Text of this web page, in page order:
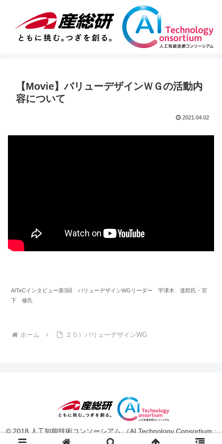
【Movie】バリューデザインＷＧの活動内
容について
2021.04.02
AITeCインタビュー第3回 バリューデザインWGリーダー 宇津木 達郎氏・宮
下 修氏
ホーム ２０）バリューデザインWG
© 2018 人工知能技術コンソーシアム （AI Technology Consortium :